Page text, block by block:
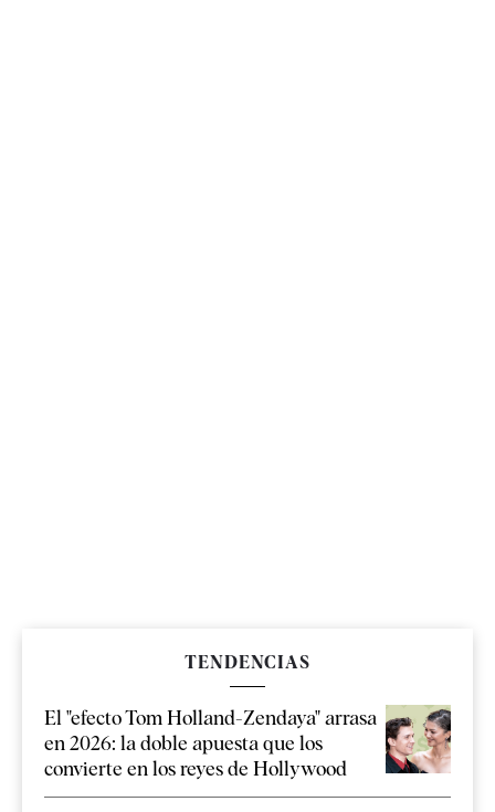
TENDENCIAS
El "efecto Tom Holland-Zendaya" arrasa
en 2026: la doble apuesta que los
convierte en los reyes de Hollywood